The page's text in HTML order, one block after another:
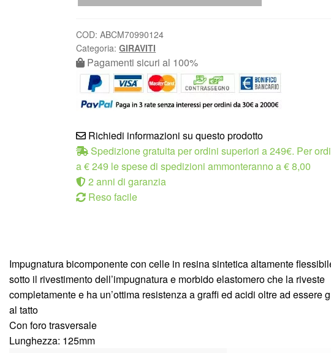
COD:ABCM70990124
Categoria:GIRAVITI
Pagamenti sicuri al 100%
Richiedi informazioni su questo prodotto
Spedizione gratuita per ordini superiori a 249€. Per
a € 249 le spese di spedizioni ammonteranno a € 8,00
2 anni di garanzia
Reso facile
Impugnatura bicomponente con celle in resina sintetica altamente
sotto il rivestimento dell’impugnatura e morbido elastomero che la riveste
completamente e ha un’ottima resistenza a graffi ed acidi oltre ad essere
al tatto
Con foro trasversale
Lunghezza: 125mm